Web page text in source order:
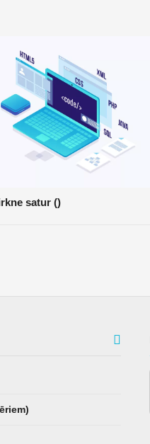
satur ()